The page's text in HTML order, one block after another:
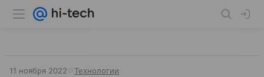
11 ноября 2022 Технологии